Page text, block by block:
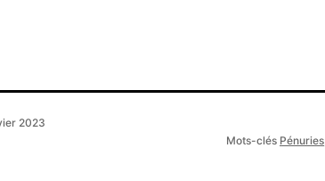
2023
Mots-clés Pénuries